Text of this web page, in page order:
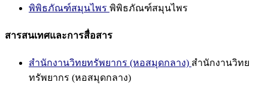
พิพิธภัณฑ์สมุนไพร พิพิธภัณฑ์สมุนไพร
สารสนเทศและการสื่อสาร
สำนักงานวิทยทรัพยากร (หอสมุดกลาง) สำนักงานวิทย
ทรัพยากร (หอสมุดกลาง)